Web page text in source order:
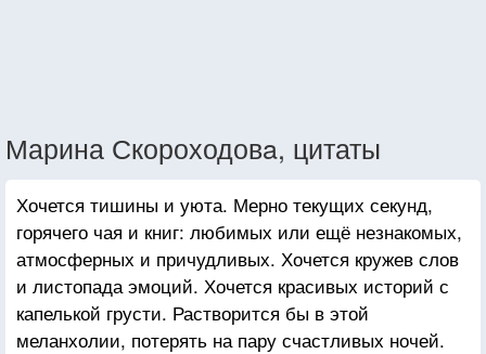
Марина Скороходовa, цитаты
Хочется тишины и уюта. Мерно текущих секунд,
горячего чая и книг: любимых или ещё незнакомых,
атмосферных и причудливых. Хочется кружев слов
и листопада эмоций. Хочется красивых историй с
капелькой грусти. Растворится бы в этой
меланхолии, потерять на пару счастливых ночей.